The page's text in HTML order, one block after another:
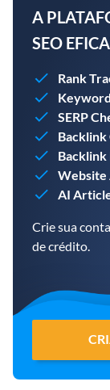
A
SEO
Rank
SERP
Website
AI
Crie sua
de crédito.